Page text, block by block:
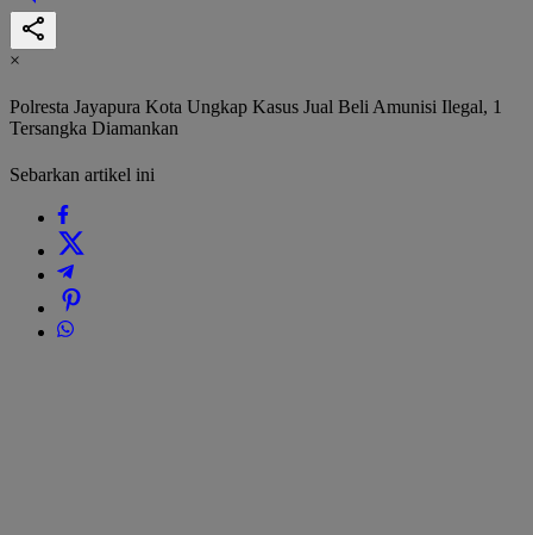
×
Polresta Jayapura Kota Ungkap Kasus Jual Beli Amunisi Ilegal, 1
Tersangka Diamankan
Sebarkan artikel ini